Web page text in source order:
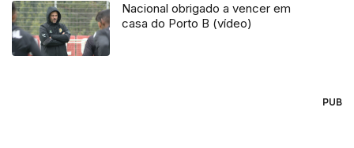
Nacional obrigado a vencer em
casa do Porto B (vídeo)
PUB